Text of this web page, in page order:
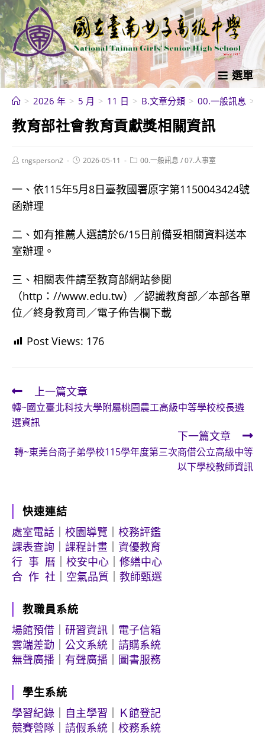
跳
轉
至
主
要
內
選單
> 2026 年 > 5 月 > 11 日 > B.文章分類 > 00.一般訊息 >
教育部社會教育貢獻獎相關資訊
Posttngsperson2
Post2026-05-11
Post00.一般訊息 /07.人事室
一、依115年5月8日臺教國署原字第1150043424號
函辦理
二、如有推薦人選請於6/15日前備妥相關資料送本
室辦理。
三、相關表件請至教育部網站參閱
（http：//www.edu.tw）／認識教育部／本部各單
位／終身教育司／電子佈告欄下載
Post Views: 176
Read
more
articles
上一篇文章
轉~國立臺北科技大學附屬桃園農工高級中等學校校長遴
選資訊
下一篇文章
轉~東莞台商子弟學校115學年度第三次商借公立高級中等
以下學校教師資訊
快速連結
處室電話
校園導覽
校務評鑑
課表查詢
課程計畫
資優教育
行 事 曆
校安中心
修繕中心
合 作 社
空氣品質 教師甄選
教職員系統
場館預借
研習資訊
電子信箱
雲端差勤
公文系統
請購系統
無聲廣播
有聲廣播 圖書服務
學生系統
學習紀錄
自主學習
Ｋ館登記
競賽營隊
請假系統 校務系統